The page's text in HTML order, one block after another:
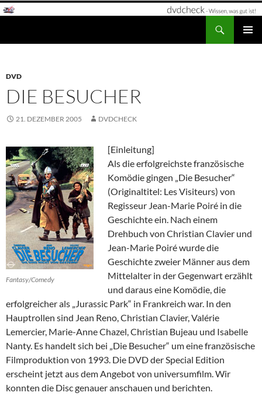
Zum
DVD
DIE BESUCHER
21. DEZEMBER 2005 DVDCHECK
Fantasy/Comedy
[Einleitung]
Als die erfolgreichste französische
Komödie gingen „Die Besucher“
(Originaltitel: Les Visiteurs) von
Regisseur Jean-Marie Poiré in die
Geschichte ein. Nach einem
Drehbuch von Christian Clavier und
Jean-Marie Poiré wurde die
Geschichte zweier Männer aus dem
Mittelalter in der Gegenwart erzählt
und daraus eine Komödie, die
erfolgreicher als „Jurassic Park“ in Frankreich war. In den
Hauptrollen sind Jean Reno, Christian Clavier, Valérie
Lemercier, Marie-Anne Chazel, Christian Bujeau und Isabelle
Nanty. Es handelt sich bei „Die Besucher“ um eine französische
Filmproduktion von 1993. Die DVD der Special Edition
erscheint jetzt aus dem Angebot von universumfilm. Wir
konnten die Disc genauer anschauen und berichten.